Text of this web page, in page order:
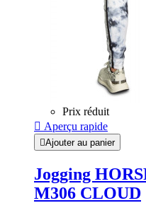
Prix réduit
 Aperçu rapide
Ajouter au panier
Jogging
M306 CLOUD